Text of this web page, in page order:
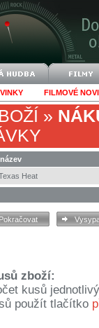
FILMOVÉ
»
název
Heat
zboží:
kusů
použít tlačítko